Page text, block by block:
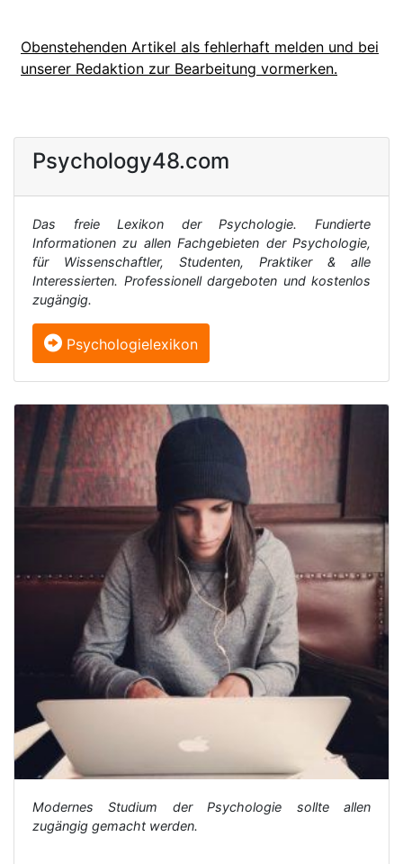
Obenstehenden Artikel als fehlerhaft melden und bei
unserer Redaktion zur Bearbeitung vormerken.
Psychology48.com
Das freie Lexikon der Psychologie. Fundierte
Informationen zu allen Fachgebieten der Psychologie,
für Wissenschaftler, Studenten, Praktiker & alle
Interessierten. Professionell dargeboten und kostenlos
zugängig.
Psychologielexikon
Modernes Studium der Psychologie sollte allen
zugängig gemacht werden.